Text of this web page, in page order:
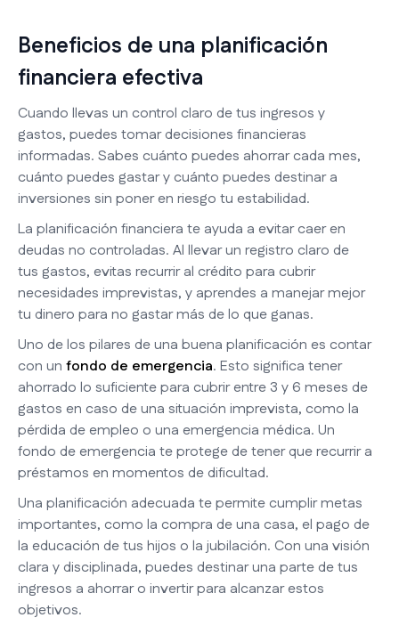
Beneficios de una planificación
financiera efectiva
Cuando llevas un control claro de tus ingresos y
gastos, puedes tomar decisiones financieras
informadas. Sabes cuánto puedes ahorrar cada mes,
cuánto puedes gastar y cuánto puedes destinar a
inversiones sin poner en riesgo tu estabilidad.
La planificación financiera te ayuda a evitar caer en
deudas no controladas. Al llevar un registro claro de
tus gastos, evitas recurrir al crédito para cubrir
necesidades imprevistas, y aprendes a manejar mejor
tu dinero para no gastar más de lo que ganas.
Uno de los pilares de una buena planificación es contar
con un fondo de emergencia. Esto significa tener
ahorrado lo suficiente para cubrir entre 3 y 6 meses de
gastos en caso de una situación imprevista, como la
pérdida de empleo o una emergencia médica. Un
fondo de emergencia te protege de tener que recurrir a
préstamos en momentos de dificultad.
Una planificación adecuada te permite cumplir metas
importantes, como la compra de una casa, el pago de
la educación de tus hijos o la jubilación. Con una visión
clara y disciplinada, puedes destinar una parte de tus
ingresos a ahorrar o invertir para alcanzar estos
objetivos.